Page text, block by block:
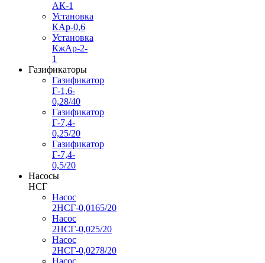
АК-1
Установка
КАр-0,6
Установка
КжАр-2-
1
Газификаторы
Газификатор
Г-1,6-
0,28/40
Газификатор
Г-7,4-
0,25/20
Газификатор
Г-7,4-
0,5/20
Насосы
НСГ
Насос
2НСГ-0,0165/20
Насос
2НСГ-0,025/20
Насос
2НСГ-0,0278/20
Насос